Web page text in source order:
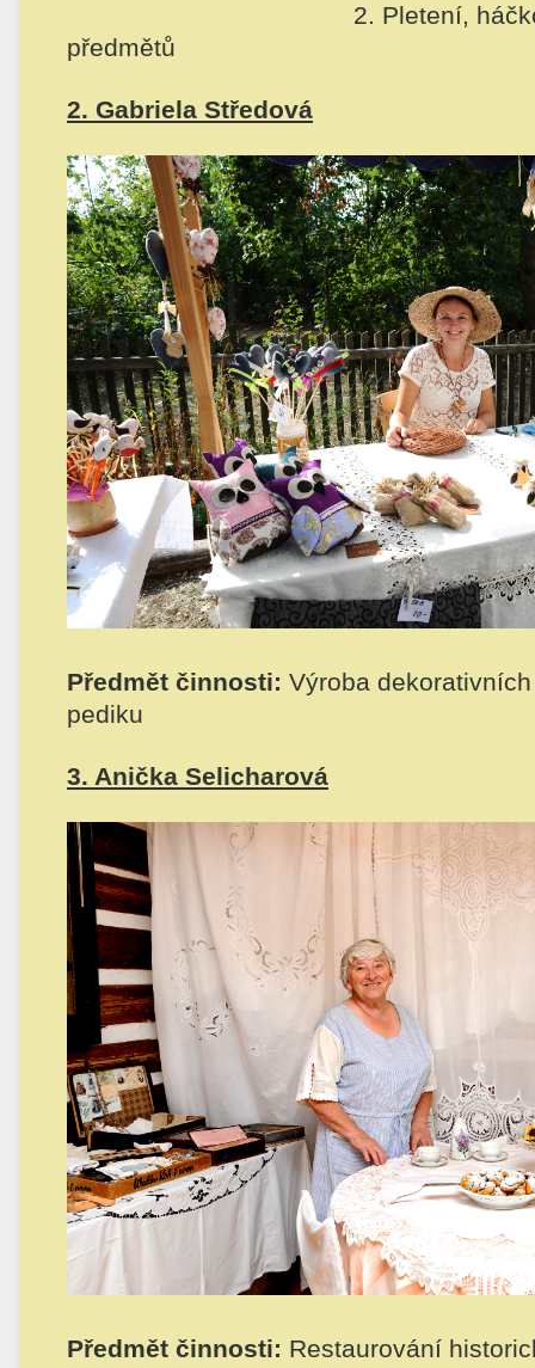
2. Pletení, háčkování,
předmětů
2. Gabriela Středová
Předmět činnosti: Výroba
pediku
3. Anička Selicharová
Předmět činnosti: Restaurování